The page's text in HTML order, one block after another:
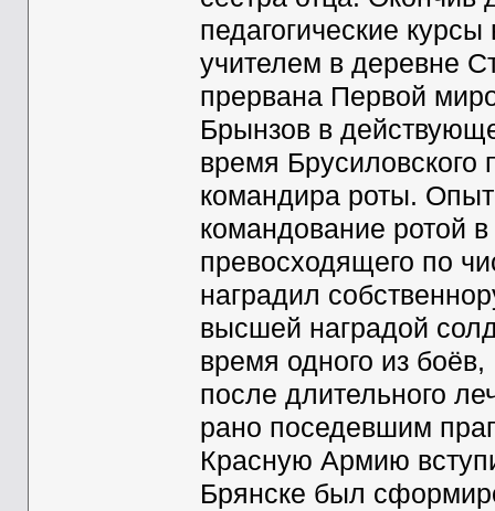
педагогические
учителем в деревне
прервана Первой
Брынзов в
время
командира роты.
командование ротой
превосходящего по
наградил
высшей наградой
время одного из
после длительного
рано поседевшим
Красную Армию
Брянске был